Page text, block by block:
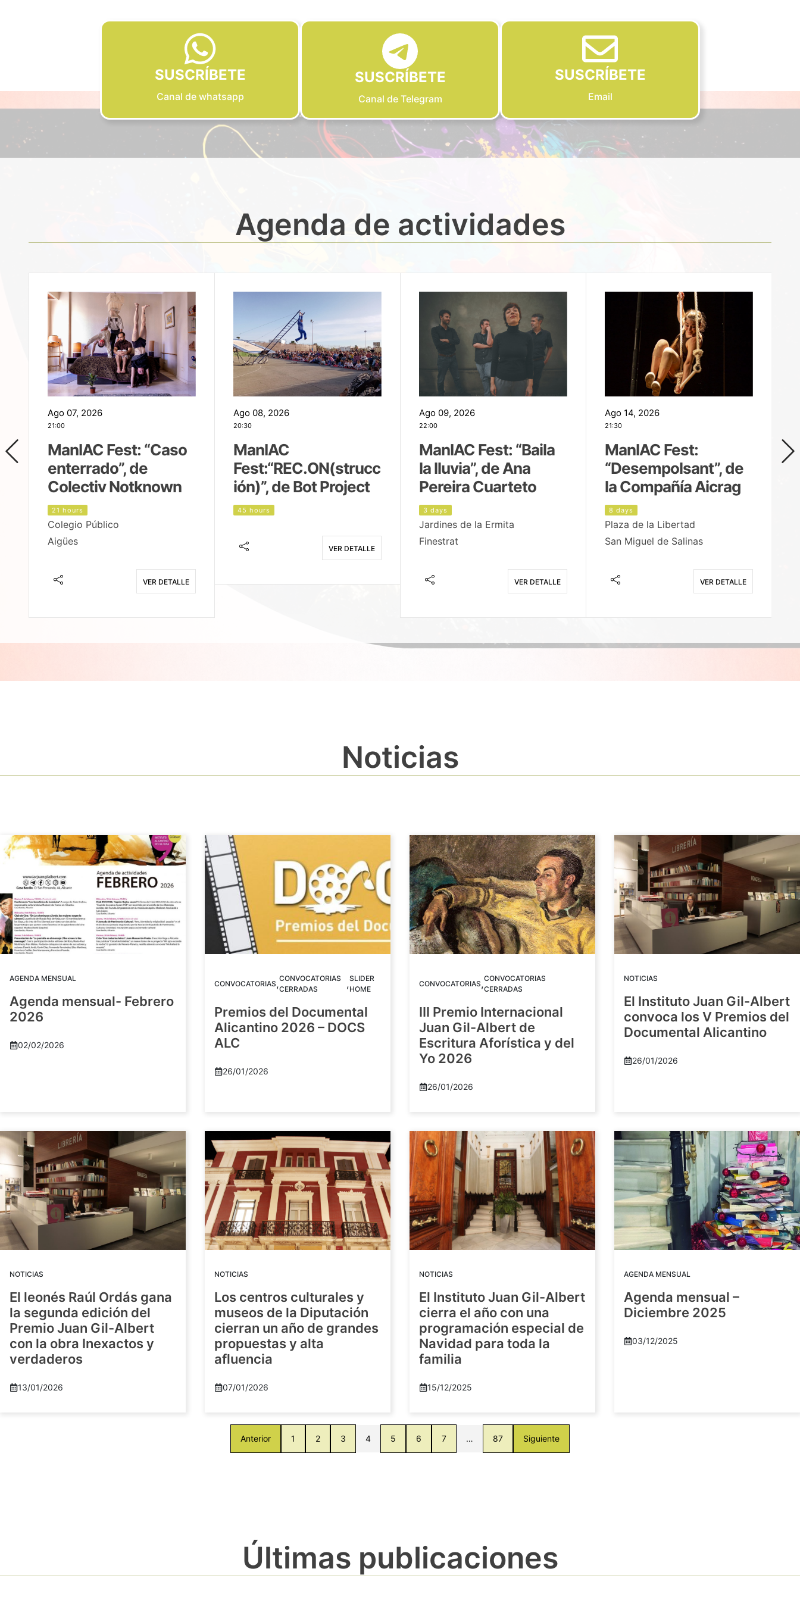
SUSCRÍBETE
Canal de whatsapp
SUSCRÍBETE
Canal de Telegram
SUSCRÍBETE
Email
Agenda de actividades
Ago 07, 2026
21:00
ManIAC Fest: “Caso
enterrado”, de
Colectiv Notknown
21 hours
Colegio Público
Aigües
VER DETALLE
Ago 08, 2026
20:30
ManIAC
Fest:“REC.ON(strucc
ión)”, de Bot Project
45 hours
VER DETALLE
Ago 09, 2026
22:00
ManIAC Fest: “Baila
la lluvia”, de Ana
Pereira Cuarteto
3 days
Jardines de la Ermita
Finestrat
VER DETALLE
Ago 14, 2026
21:30
ManIAC Fest:
“Desempolsant”, de
la Compañía Aicrag
8 days
Plaza de la Libertad
San Miguel de Salinas
VER DETALLE
Noticias
AGENDA MENSUAL
Agenda mensual- Febrero
2026
02/02/2026
CONVOCATORIAS,CONVOCATORIAS
CERRADAS
,SLIDER
HOME
Premios del Documental
Alicantino 2026 – DOCS
ALC
26/01/2026
CONVOCATORIAS,CONVOCATORIAS
CERRADAS
III Premio Internacional
Juan Gil-Albert de
Escritura Aforística y del
Yo 2026
26/01/2026
NOTICIAS
El Instituto Juan Gil-Albert
convoca los V Premios del
Documental Alicantino
26/01/2026
NOTICIAS
El leonés Raúl Ordás gana
la segunda edición del
Premio Juan Gil-Albert
con la obra Inexactos y
verdaderos
13/01/2026
NOTICIAS
Los centros culturales y
museos de la Diputación
cierran un año de grandes
propuestas y alta
afluencia
07/01/2026
NOTICIAS
El Instituto Juan Gil-Albert
cierra el año con una
programación especial de
Navidad para toda la
familia
15/12/2025
AGENDA MENSUAL
Agenda mensual –
Diciembre 2025
03/12/2025
Anterior 1 2 3 4 5 6 7 … 87 Siguiente
Últimas publicaciones